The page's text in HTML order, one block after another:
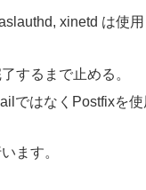
xinetd は使
するまで止める。
ではなくPostfixを使
ます。